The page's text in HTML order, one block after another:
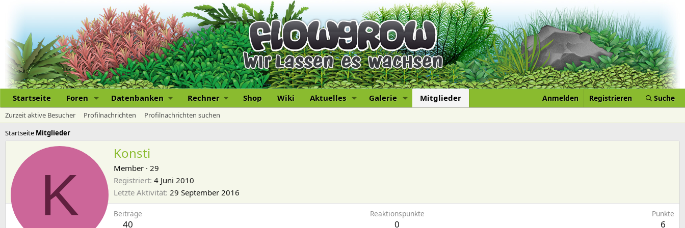
Startseite Foren Datenbanken Rechner Shop Wiki Aktuelles Galerie Mitglieder Anmelden Registrieren Suche
Zurzeit aktive Besucher Profilnachrichten
Profilnachrichten suchen
Startseite Mitglieder
K
Konsti
Member · 29
Registriert 4 Juni 2010
Letzte Aktivität 29 September 2016
Beiträge
40
Reaktionspunkte
0
Punkte
6